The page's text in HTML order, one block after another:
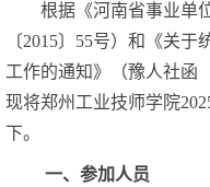
根据《河南省事业单
〔2015〕55号）和《关
工作的通知》（豫人社函
现将郑州工业技师学院
下。
一、参加人员